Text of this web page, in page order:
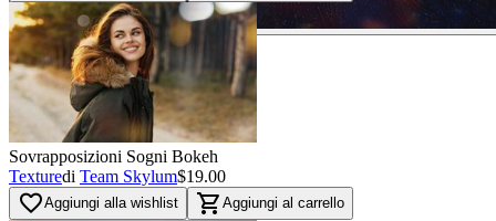
Sovrapposizioni Sogni Bokeh
Texturedi Team Skylum$19.00
favorite_borderAggiungi alla wishlist shopping_cart Aggiungi al carrello